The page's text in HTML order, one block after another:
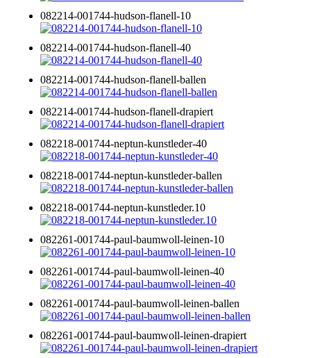
082214-001744-hudson-flanell-10
082214-001744-hudson-flanell-40
082214-001744-hudson-flanell-ballen
082214-001744-hudson-flanell-drapiert
082218-001744-neptun-kunstleder-40
082218-001744-neptun-kunstleder-ballen
082218-001744-neptun-kunstleder.10
082261-001744-paul-baumwoll-leinen-10
082261-001744-paul-baumwoll-leinen-40
082261-001744-paul-baumwoll-leinen-ballen
082261-001744-paul-baumwoll-leinen-drapiert